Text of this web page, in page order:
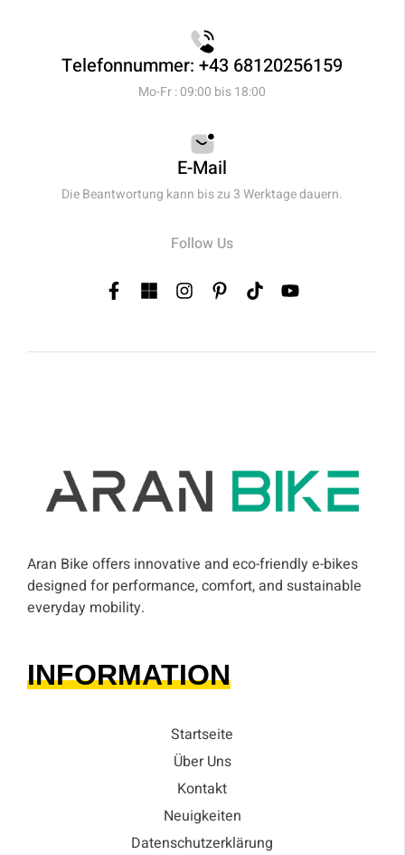
Telefonnummer: +43 68120256159
Mo-Fr : 09:00 bis 18:00
E-Mail
Die Beantwortung kann bis zu 3 Werktage dauern.
Follow Us
Aran Bike offers innovative and eco-friendly e-bikes
designed for performance, comfort, and sustainable
everyday mobility.
INFORMATION
Startseite
Über Uns
Kontakt
Neuigkeiten
Datenschutzerklärung